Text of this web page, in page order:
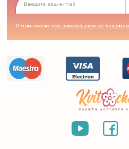
Я принимаю пользовательское соглашения